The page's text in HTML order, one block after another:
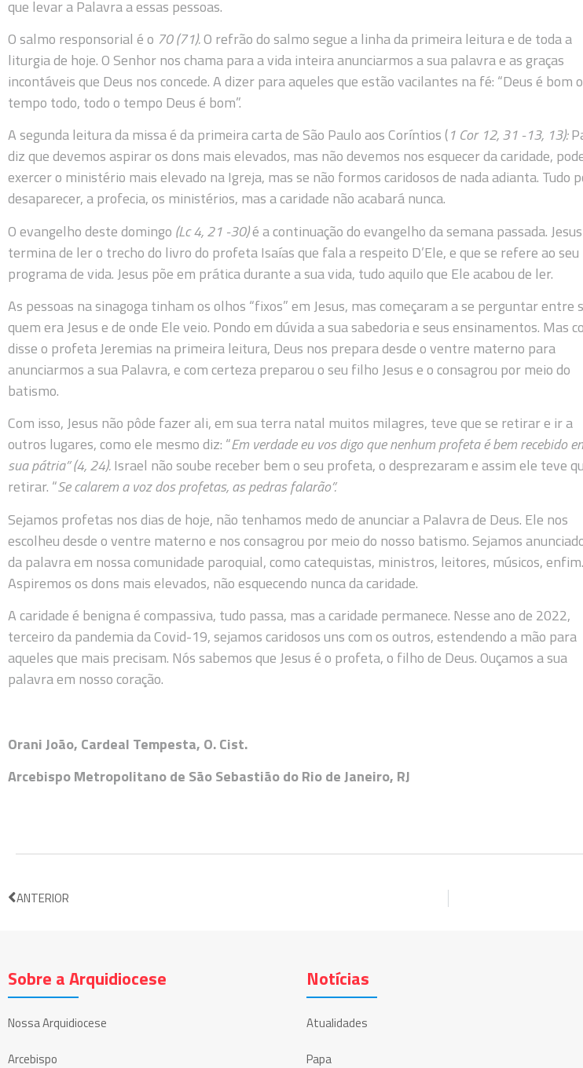
que levar a Palavra a essas pessoas.
O salmo responsorial é o 70 (71).O refrão do salmo segue a linha da primeira leitura e de toda a
liturgia de hoje. O Senhor nos chama para a vida inteira anunciarmos a sua palavra e as graças
incontáveis que Deus nos concede. A dizer para aqueles que estão vacilantes na fé: “Deus é bom o
tempo todo, todo o tempo Deus é bom”.
A segunda leitura da missa é da primeira carta de São Paulo aos Coríntios (1 Cor 12, 31 -13, 13):
diz que devemos aspirar os dons mais elevados, mas não devemos nos esquecer da caridade,
exercer o ministério mais elevado na Igreja, mas se não formos caridosos de nada adianta. Tudo
desaparecer, a profecia, os ministérios, mas a caridade não acabará nunca.
O evangelho deste domingo (Lc 4, 21 -30)é a continuação do evangelho da semana passada. Jesus
termina de ler o trecho do livro do profeta Isaías que fala a respeito D’Ele, e que se refere ao seu
programa de vida. Jesus põe em prática durante a sua vida, tudo aquilo que Ele acabou de ler.
As pessoas na sinagoga tinham os olhos “fixos” em Jesus, mas começaram a se perguntar entre
quem era Jesus e de onde Ele veio. Pondo em dúvida a sua sabedoria e seus ensinamentos. Mas
disse o profeta Jeremias na primeira leitura, Deus nos prepara desde o ventre materno para
anunciarmos a sua Palavra, e com certeza preparou o seu filho Jesus e o consagrou por meio do
batismo.
Com isso, Jesus não pôde fazer ali, em sua terra natal muitos milagres, teve que se retirar e ir a
outros lugares, como ele mesmo diz: “Em verdade eu vos digo que nenhum profeta é bem recebido
sua pátria” (4, 24).Israel não soube receber bem o seu profeta, o desprezaram e assim ele teve
retirar. “Se calarem a voz dos profetas, as pedras falarão”.
Sejamos profetas nos dias de hoje, não tenhamos medo de anunciar a Palavra de Deus. Ele nos
escolheu desde o ventre materno e nos consagrou por meio do nosso batismo. Sejamos
da palavra em nossa comunidade paroquial, como catequistas, ministros, leitores, músicos, enfim.
Aspiremos os dons mais elevados, não esquecendo nunca da caridade.
A caridade é benigna é compassiva, tudo passa, mas a caridade permanece. Nesse ano de 2022,
terceiro da pandemia da Covid-19, sejamos caridosos uns com os outros, estendendo a mão para
aqueles que mais precisam. Nós sabemos que Jesus é o profeta, o filho de Deus. Ouçamos a sua
palavra em nosso coração.
Orani João, Cardeal Tempesta, O. Cist.
Arcebispo Metropolitano de São Sebastião do Rio de Janeiro, RJ
ANTERIOR
Sobre a Arquidiocese
Nossa Arquidiocese
Arcebispo
Notícias
Atualidades
Papa